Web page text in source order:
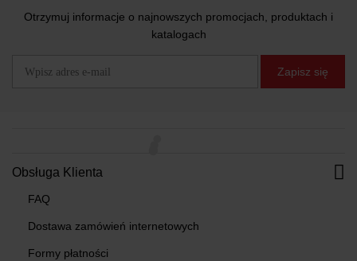
Otrzymuj informacje o najnowszych promocjach, produktach i
katalogach
Zapisz się
Obsługa Klienta
FAQ
Dostawa zamówień internetowych
Formy płatności